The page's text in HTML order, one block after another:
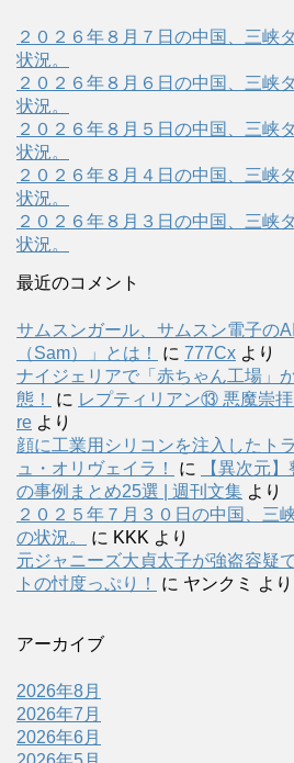
２０２６年８月７日の中国、三峡
状況。
２０２６年８月６日の中国、三峡
状況。
２０２６年８月５日の中国、三峡
状況。
２０２６年８月４日の中国、三峡
状況。
２０２６年８月３日の中国、三峡
状況。
最近のコメント
サムスンガール、サムスン電子の
（Sam）」とは！
に 777Cx より
ナイジェリアで「赤ちゃん工場」
態！
に レプティリアン⑬ 悪魔崇
re より
顔に工業用シリコンを注入したト
ュ・オリヴェイラ！
に
【異次元
の事例まとめ25選 | 週刊文集 より
２０２５年７月３０日の中国、三
の状況。
に KKK より
元ジャニーズ大貞太子が強盗容疑
トの忖度っぷり！
に ヤンクミ より
アーカイブ
2026年8月
2026年7月
2026年6月